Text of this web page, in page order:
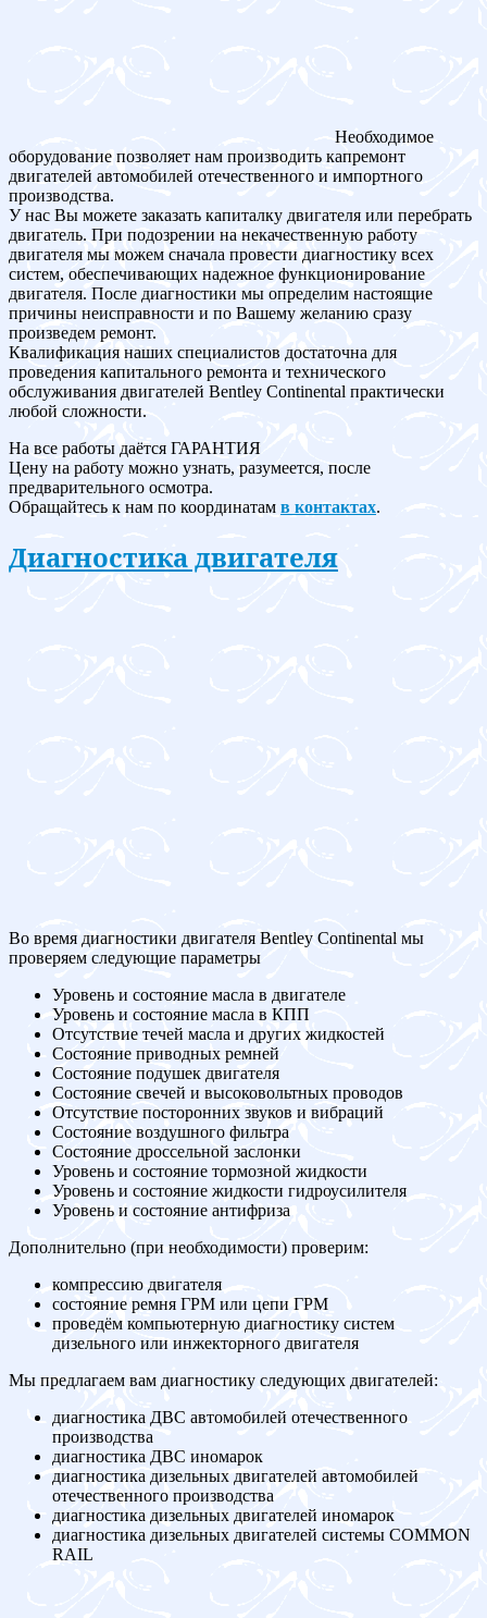
Необходимое
оборудование позволяет нам производить капремонт
двигателей автомобилей отечественного и импортного
производства.
У нас Вы можете заказать капиталку двигателя или перебрать
двигатель. При подозрении на некачественную работу
двигателя мы можем сначала провести диагностику всех
систем, обеспечивающих надежное функционирование
двигателя. После диагностики мы определим настоящие
причины неисправности и по Вашему желанию сразу
произведем ремонт.
Квалификация наших специалистов достаточна для
проведения капитального ремонта и технического
обслуживания двигателей Bentley Continental практически
любой сложности.
На все работы даётся ГАРАНТИЯ
Цену на работу можно узнать, разумеется, после
предварительного осмотра.
Обращайтесь к нам по координатам в контактах.
Диагностика двигателя
Во время диагностики двигателя Bentley Continental мы
проверяем следующие параметры
Уровень и состояние масла в двигателе
Уровень и состояние масла в КПП
Отсутствие течей масла и других жидкостей
Состояние приводных ремней
Состояние подушек двигателя
Состояние свечей и высоковольтных проводов
Отсутствие посторонних звуков и вибраций
Состояние воздушного фильтра
Состояние дроссельной заслонки
Уровень и состояние тормозной жидкости
Уровень и состояние жидкости гидроусилителя
Уровень и состояние антифриза
Дополнительно (при необходимости) проверим:
компрессию двигателя
состояние ремня ГРМ или цепи ГРМ
проведём компьютерную диагностику систем
дизельного или инжекторного двигателя
Мы предлагаем вам диагностику следующих двигателей:
диагностика ДВС автомобилей отечественного
производства
диагностика ДВС иномарок
диагностика дизельных двигателей автомобилей
отечественного производства
диагностика дизельных двигателей иномарок
диагностика дизельных двигателей системы COMMON
RAIL